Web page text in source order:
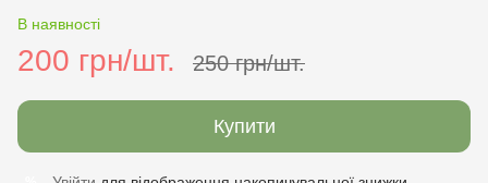
В наявності
200 грн/шт. 250 грн/шт.
Купити